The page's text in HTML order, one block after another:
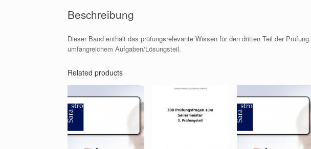
Beschreibung
Dieser Band enthält das prüfungsrelevante Wissen für den dritten Teil der Prüfung.
umfangreichem Aufgaben/Lösungsteil.
Related products